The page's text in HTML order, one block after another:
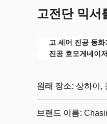
고전단 믹서
고 셰어 진공 동화
진공 호모게네이
원래 장소: 상하이,
브랜드 이름: